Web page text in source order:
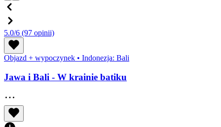
5.0/6 (97 opinii)
Objazd + wypoczynek • Indonezja: Bali
Jawa i Bali - W krainie batiku